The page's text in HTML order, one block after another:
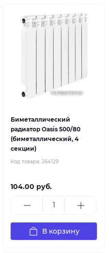
Биметаллический
радиатор Oasis 500/80
(биметаллический, 4
секции)
Код товара: 264129
104.00 руб.
В корзину